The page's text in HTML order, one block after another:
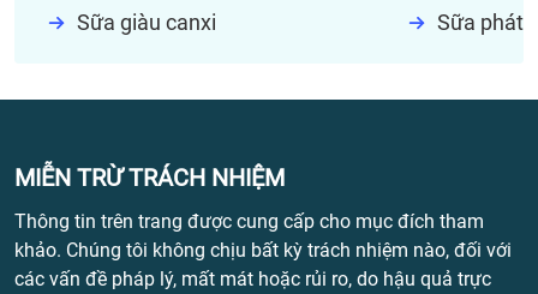
Sữa giàu canxi Sữa phát
MIỄN TRỪ TRÁCH NHIỆM
Thông tin trên trang được cung cấp cho mục đích tham
khảo. Chúng tôi không chịu bất kỳ trách nhiệm nào, đối với
các vấn đề pháp lý, mất mát hoặc rủi ro, do hậu quả trực